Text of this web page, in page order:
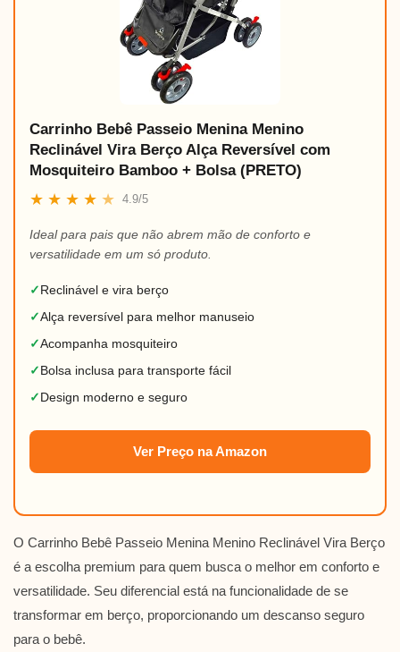
Carrinho Bebê Passeio Menina Menino
Reclinável Vira Berço Alça Reversível com
Mosquiteiro Bamboo + Bolsa (PRETO)
★ ★ ★ ★ ★ 4.9/5
Ideal para pais que não abrem mão de conforto e
versatilidade em um só produto.
✓ Reclinável e vira berço
✓Alça reversível para melhor manuseio
✓Acompanha mosquiteiro
✓ Bolsa inclusa para transporte fácil
✓ Design moderno e seguro
Ver Preço na Amazon
O Carrinho Bebê Passeio Menina Menino Reclinável Vira Berço
é a escolha premium para quem busca o melhor em conforto e
versatilidade. Seu diferencial está na funcionalidade de se
transformar em berço, proporcionando um descanso seguro
para o bebê.